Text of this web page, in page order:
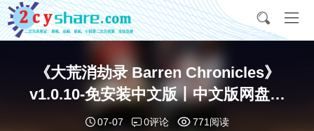
《大荒消劫录 Barren Chronicles》
v1.0.10-免安装中文版丨中文版网盘下
载
07-07 0评论 771阅读